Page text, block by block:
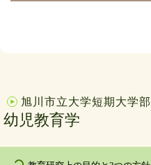
旭川市立大学短期大学部
幼児教育学